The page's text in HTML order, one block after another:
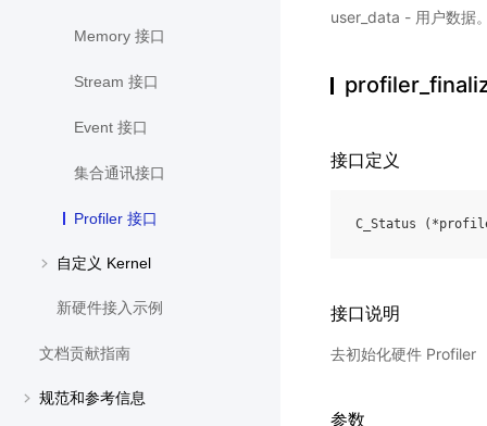
Memory 接口
Stream 接口
Event 接口
集合通讯接口
Profiler 接口
自定义 Kernel
新硬件接入示例
文档贡献指南
规范和参考信息
user_data - 用户数据
接口定义
C_Status ( *
接口说明
去初始化硬件 Profiler
参数